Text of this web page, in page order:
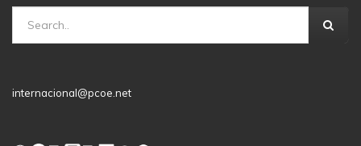
internacional@pcoe.net